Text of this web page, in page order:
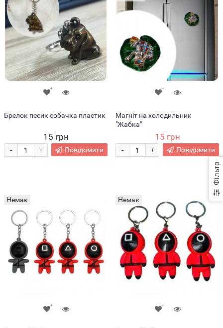
Фільтр
Брелок песик собачка пластик
15 грн
+
- Повідомити
Магніт на холодильник
"Жабка"
15 грн
+
- Повідомити
Немає Немає